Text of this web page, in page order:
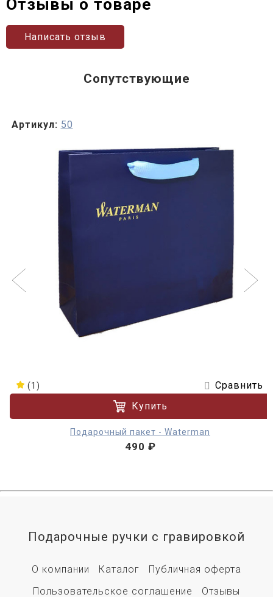
Отзывы о товаре
Написать отзыв
Сопутствующие
Артикул: 50
(1)
Сравнить
Купить
Подарочный пакет - Waterman
490 ₽
Подарочные ручки с гравировкой
О компании Каталог
Публичная оферта
Пользовательское соглашение
Отзывы